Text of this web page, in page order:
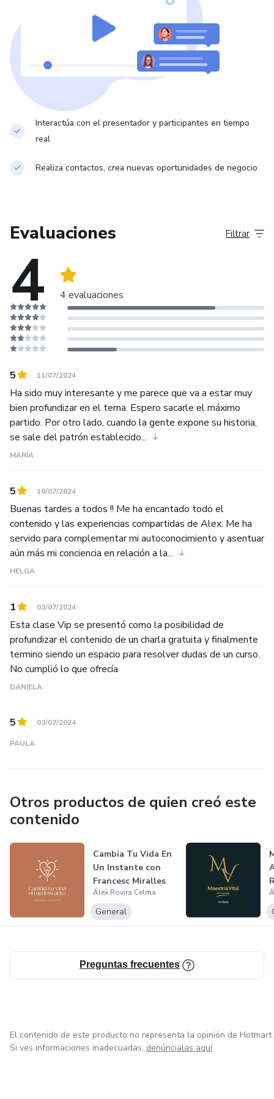
Su primera novela, La última respuesta, un relato de ficción
basado en los descubrimientos y vida secreta de Albert
Einstein y escrito en coautoría con Francesc Miralles, les
hizo merecedores del Premio de Novela Ciudad de
Torrevieja en 2009.
Aborda diferentes registros literarios: tanto el ensayo en
obras como "La Brújula Interior", "La Buena Vida", "Alegría",
Suerte", "Los Siete Poderes" o "El Laberinto de la
Respuesta" y su secuela, "La luz de Alejandría".
Interactúa con el presentador y participantes en tiempo
real
Realiza contactos, crea nuevas oportunidades de negocio
Evaluaciones
4 4 evaluaciones
Filtrar
5 11/07/2024
Ha sido muy interesante y me parece que va a estar muy
bien profundizar en el tema. Espero sacarle el máximo
partido. Por otro lado, cuando la gente expone su historia,
se sale del patrón establecido...
MARÍA
5 10/07/2024
Buenas tardes a todos !! Me ha encantado todo el
contenido y las experiencias compartidas de Alex. Me ha
servido para complementar mi autoconocimiento y asentuar
aún más mi conciencia en relación a la...
HELGA
1 03/07/2024
Esta clase Vip se presentó como la posibilidad de
profundizar el contenido de un charla gratuita y finalmente
termino siendo un espacio para resolver dudas de un curso.
No cumplió lo que ofrecía
DANIELA
5 03/07/2024
PAULA
Otros productos de quien creó este
contenido
Cambia Tu Vida En
Un Instante con
Francesc Miralles
Álex Rovira Celma
General
Preguntas frecuentes
El contenido de este producto no representa la opinión de Hotmart.
Si ves informaciones inadecuadas, denúncialas aquí